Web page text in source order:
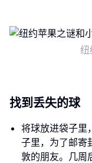
纽
找到丢失的球
将球放进袋子里
子里，为了邮寄
敦的朋友。几周